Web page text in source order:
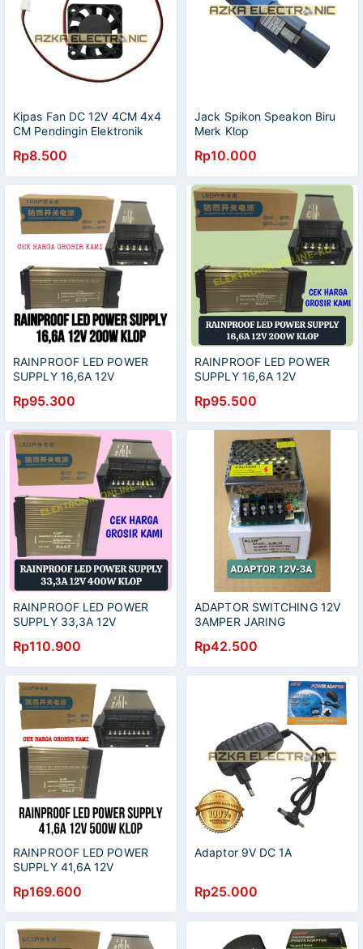
Kipas Fan DC 12V 4CM 4x4
CM Pendingin Elektronik
Rp8.500
Jack Spikon Speakon Biru
Merk Klop
Rp10.000
RAINPROOF LED POWER
SUPPLY 16,6A 12V
Rp95.300
RAINPROOF LED POWER
SUPPLY 16,6A 12V
Rp95.500
RAINPROOF LED POWER
SUPPLY 33,3A 12V
Rp110.900
ADAPTOR SWITCHING 12V
3AMPER JARING
Rp42.500
RAINPROOF LED POWER
SUPPLY 41,6A 12V
Rp169.600
Adaptor 9V DC 1A
Rp25.000